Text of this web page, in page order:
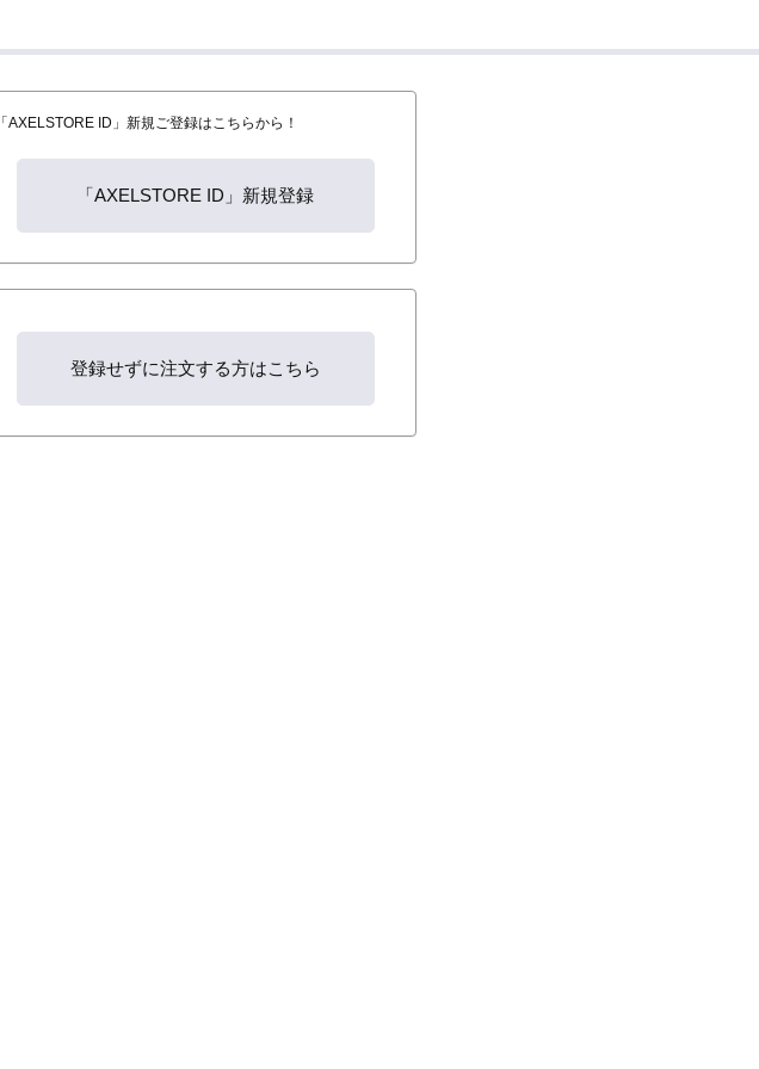
「AXELSTORE ID」新規ご登録はこちらから！